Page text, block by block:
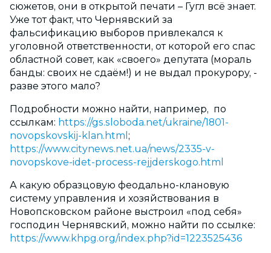
сюжетов, они в открытой печати – Гугл всё знает.
Уже тот факт, что Чернявский за
фальсификацию выборов привлекался к
уголовной ответственности, от которой его спас
областной совет, как «своего» депутата (мораль
банды: своих не сдаём!) и не выдал прокурору, -
разве этого мало?
Подробности можно найти, например, по
ссылкам: https://gs.sloboda.net/ukraine/1801-
novopskovskij-klan.html ;
https://www.citynews.net.ua/news/2335-v-
novopskove-idet-process-rejjderskogo.html
А какую образцовую феодально-клановую
систему управления и хозяйствования в
Новопсковском районе выстроил «под себя»
господин Чернявский, можно найти по ссылке:
https://www.khpg.org/index.php?id=1223525436